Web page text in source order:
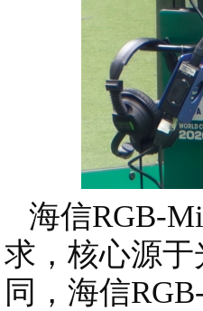
海信RGB-
求，核心源
同，海信